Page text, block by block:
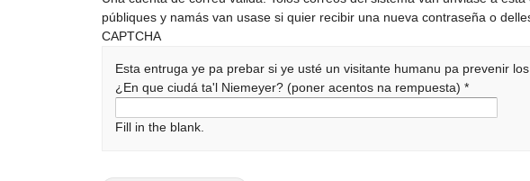
públiques y namás van usase si quier recibir una nueva contraseña o
CAPTCHA
Esta entruga ye pa prebar si ye usté un visitante humanu pa prevenir
¿En que ciudá ta'l Niemeyer? (poner acentos na rempuesta)*
Fill in the blank.